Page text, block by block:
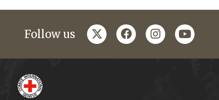
Follow us twitterfacebookinstagramyoutube